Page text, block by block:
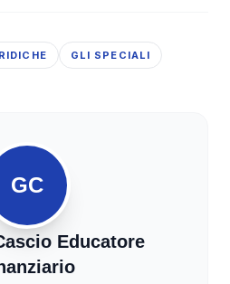
GLI SPECIALI
GC
Educatore